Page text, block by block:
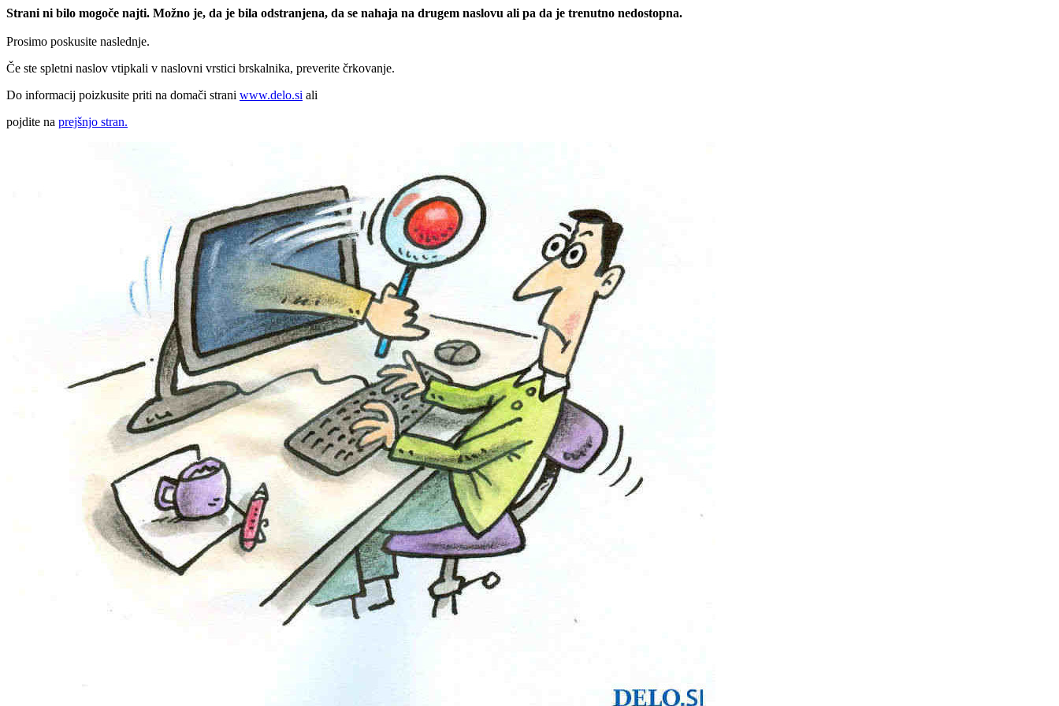
Strani ni bilo mogoče najti. Možno je, da je bila odstranjena, da se nahaja na drugem naslovu ali pa da je trenutno nedostopna.
Prosimo poskusite naslednje.
Če ste spletni naslov vtipkali v naslovni vrstici brskalnika, preverite črkovanje.
Do informacij poizkusite priti na domači strani www.delo.si ali
pojdite na prejšnjo stran.